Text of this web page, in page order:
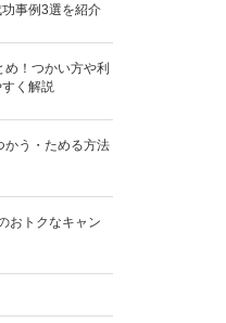
事例3選を紹介
め！つかい方や利
く解説
かう・ためる方法
おトクなキャン